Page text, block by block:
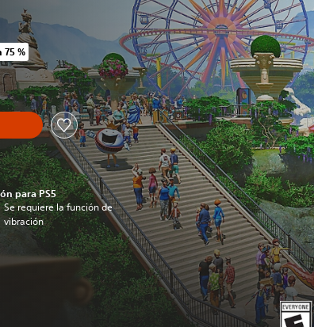
de US$49.99
%
para PS5
Se requiere la función de
vibración